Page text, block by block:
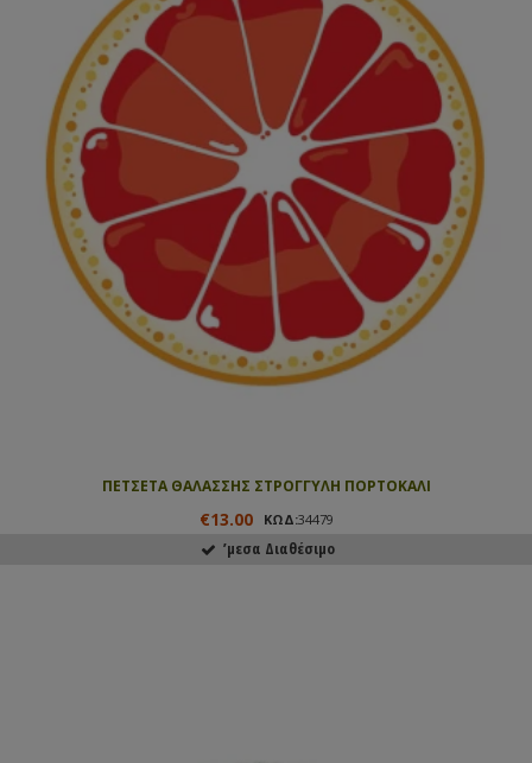
ΠΕΤΣΕΤΑ ΘΑΛΑΣΣΗΣ ΣΤΡΟΓΓΥΛΗ ΠΟΡΤΟΚΑΛΙ
€13.00 ΚΩΔ:34479
ʼμεσα Διαθέσιμο